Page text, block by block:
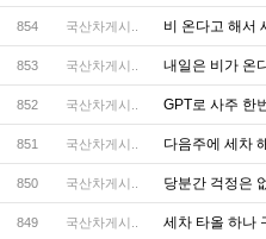
854 국산차게시.. 비 온다고 해서
853 국산차게시.. 내일은 비가 온
852 국산차게시.. GPT로 사주 한
851 국산차게시.. 다음주에 세차
850 국산차게시.. 당분간 걱정은
849 국산차게시.. 세차 타올 하나